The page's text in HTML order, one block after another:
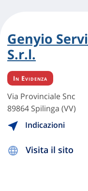
Genyio
S.r.l.
In Evidenza
Via Provinciale Snc
89864 Spilinga (VV)
Indicazioni
Visita il sito